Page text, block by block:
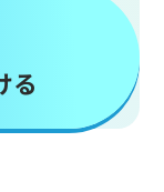
る